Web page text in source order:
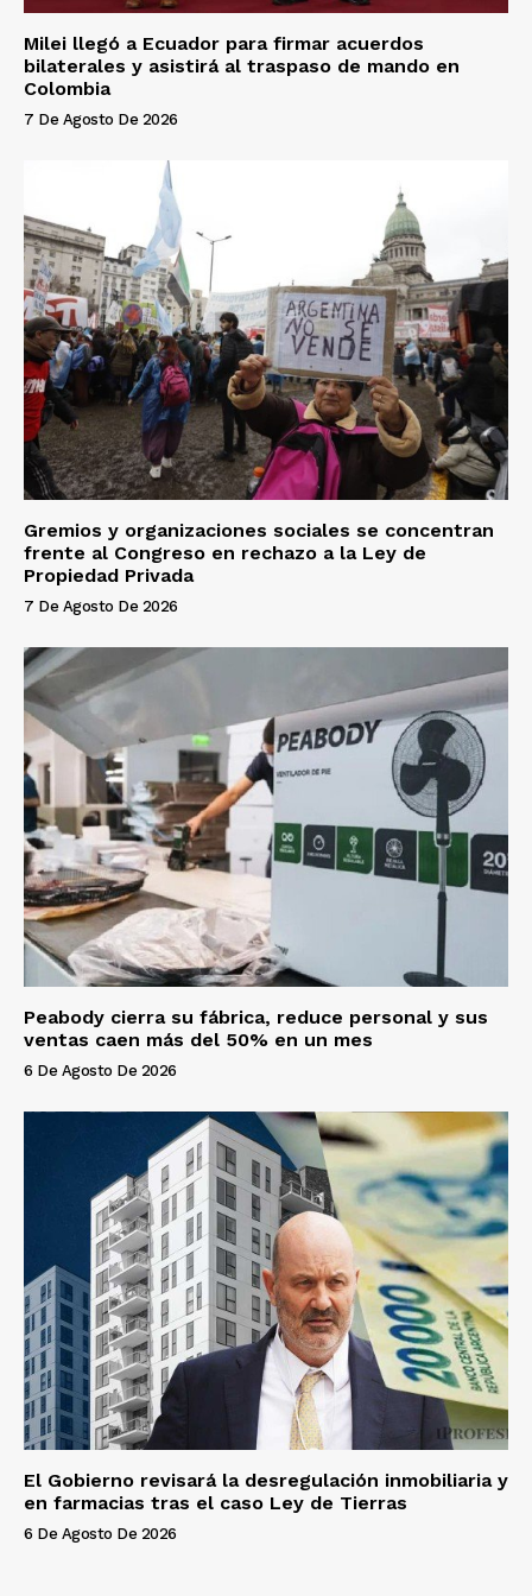
Milei llegó a Ecuador para firmar acuerdos
bilaterales y asistirá al traspaso de mando en
Colombia
7 De Agosto De 2026
Gremios y organizaciones sociales se concentran
frente al Congreso en rechazo a la Ley de
Propiedad Privada
7 De Agosto De 2026
Peabody cierra su fábrica, reduce personal y sus
ventas caen más del 50% en un mes
6 De Agosto De 2026
El Gobierno revisará la desregulación inmobiliaria y
en farmacias tras el caso Ley de Tierras
6 De Agosto De 2026